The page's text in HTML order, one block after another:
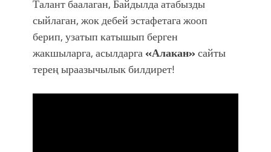
Талант баалаган, Байдылда атабызды
сыйлаган, жок дебей эстафетага жооп
берип, узатып катышып берген
жакшыларга, асылдарга«Алакан»сайты
терең ыраазычылык билдирет!